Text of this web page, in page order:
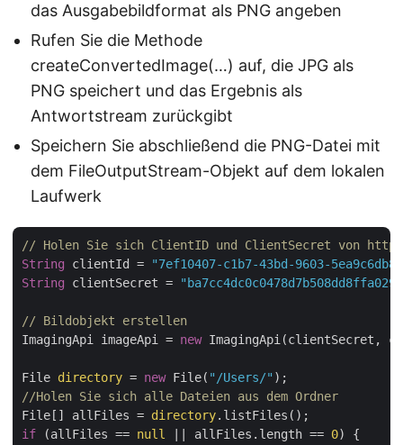
das Ausgabebildformat als PNG angeben
Rufen Sie die Methode
createConvertedImage(…) auf, die JPG als
PNG speichert und das Ergebnis als
Antwortstream zurückgibt
Speichern Sie abschließend die PNG-Datei mit
dem FileOutputStream-Objekt auf dem lokalen
Laufwerk
// Holen Sie sich ClientID und ClientSecret von
String clientId =
"7ef10407-c1b7-43bd-9603-
String clientSecret =
// Bildobjekt erstellen
ImagingApi imageApi = new ImagingApi(clientSecret,
File directory = new File( "/Users/"
//Holen Sie sich alle Dateien aus dem Ordner
File[] allFiles = directory
if (allFiles == null || allFiles.length == 0) {